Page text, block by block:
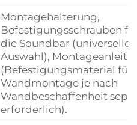
Montagehalterung,
Befestigungsschrauben
die Soundbar (universelle
Auswahl),
(Befestigungsmaterial für
Wandmontage je nach
Wandbeschaffenheit
erforderlich).